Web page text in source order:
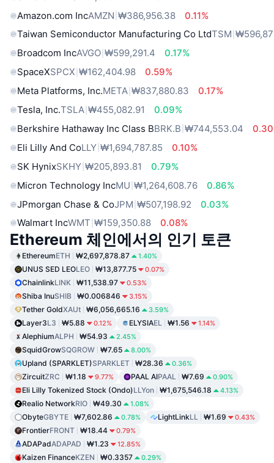
Amazon.com IncAMZN ₩386,956.38
0.11%
Taiwan Semiconductor Manufacturing Co LtdTSM
Broadcom IncAVGO ₩599,291.4
0.17%
SpaceXSPCX ₩162,404.98
0.59%
Meta Platforms, Inc.META ₩837,880.83
0.17%
Tesla, Inc.TSLA ₩455,082.91
0.09%
Berkshire Hathaway Inc Class BBRK.B ₩744,553.04
Eli Lilly And CoLLY ₩1,694,787.85
0.10%
SK HynixSKHY ₩205,893.81
0.79%
Micron Technology IncMU ₩1,264,608.76
0.86%
JPmorgan Chase & CoJPM ₩507,198.92
0.03%
Walmart IncWMT ₩159,350.88 0.08%
Ethereum 체인에서의 인기 토큰
EthereumETH ₩2,697,878.87 1.40%
UNUS SED LEOLEO ₩13,877.75 0.07%
ChainlinkLINK ₩11,538.97 0.53%
Shiba InuSHIB ₩0.006846 3.15%
Tether GoldXAUt ₩6,056,665.16 3.59%
Layer3L3 ₩5.88 0.12% ELYSIAEL ₩1.56 1.14%
AlephiumALPH ₩54.93 2.45%
SquidGrowSQGROW ₩7.65 8.00%
Upland (SPARKLET)SPARKLET ₩28.36 0.36%
ZircuitZRC ₩1.18 9.77% PAAL AIPAAL ₩7.69 0.90%
Eli Lilly Tokenized Stock (Ondo)LLYon ₩1,675,546.18 4.13%
Realio NetworkRIO ₩49.30 1.08%
ObyteGBYTE ₩7,602.86 0.78% LightLinkLL ₩1.69 0.43%
FrontierFRONT ₩18.44 0.79%
ADAPadADAPAD ₩1.23 12.85%
Kaizen FinanceKZEN ₩0.3357 0.29%